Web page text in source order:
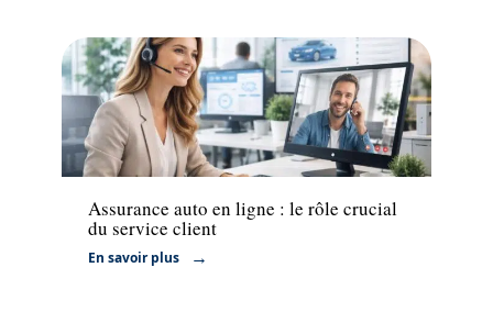
Assurance
Assurance auto en ligne : le rôle crucial
du service client
En savoir plus